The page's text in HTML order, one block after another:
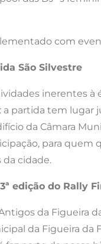
com
São Silvestre
inerentes à
partida tem lugar
da Câmara
para quem
da cidade.
edição do Rally
da Figueira
da Figueira da